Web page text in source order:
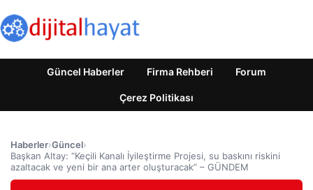
Güncel Haberler Firma Rehberi Forum
Çerez Politikası
Haberler›Güncel›
Başkan Altay: “Keçili Kanalı İyileştirme Projesi, su baskını riskini
azaltacak ve yeni bir ana arter oluşturacak” – GÜNDEM